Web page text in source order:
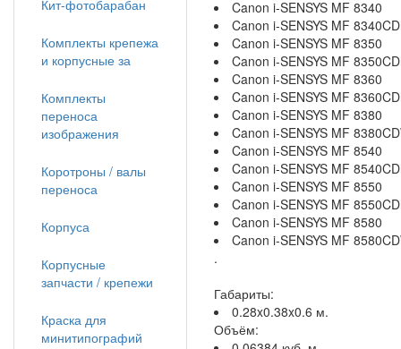
Canon i-SENSYS MF 8340
Canon i-SENSYS MF
Canon i-SENSYS MF 8350
Canon i-SENSYS MF
Canon i-SENSYS MF 8360
Canon i-SENSYS MF
Canon i-SENSYS MF 8380
Canon i-SENSYS MF
Canon i-SENSYS MF 8540
Canon i-SENSYS MF
Canon i-SENSYS MF 8550
Canon i-SENSYS MF
Canon i-SENSYS MF 8580
Canon i-SENSYS MF
.
Габариты:
0.28x0.38x0.6 м.
Объём:
Кит-фотобарабан
Комплекты крепежа
и корпусные за
Комплекты
переноса
изображения
Коротроны / валы
переноса
Корпуса
Корпусные
запчасти / крепежи
Краска для
минитипографий